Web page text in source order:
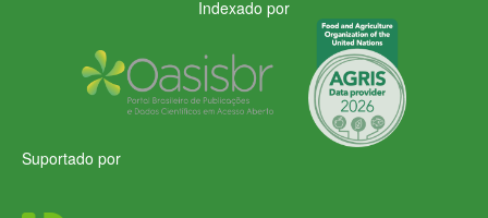
Indexado por
Suportado por